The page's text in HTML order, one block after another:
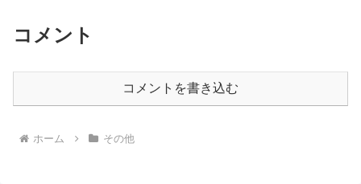
コメント
コメントを書き込む
ホーム その他